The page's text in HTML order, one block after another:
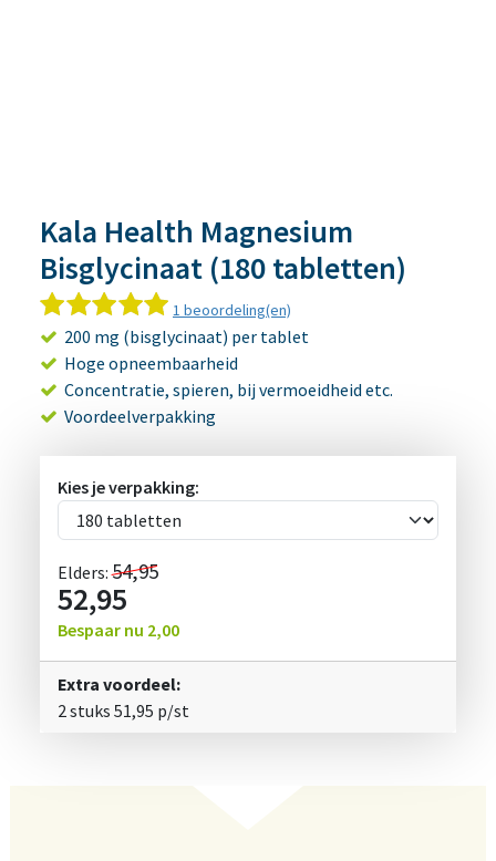
Kala Health Magnesium
Bisglycinaat (180 tabletten)
1 beoordeling(en)
200 mg (bisglycinaat) per tablet
Hoge opneembaarheid
Concentratie, spieren, bij vermoeidheid etc.
Voordeelverpakking
Kies je verpakking:
Elders:54,95
52,95
Bespaar nu 2,00
Extra voordeel:
2 stuks 51,95 p/st